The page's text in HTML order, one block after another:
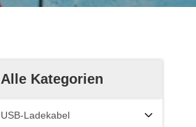
Alle Kategorien
USB-Ladekabel